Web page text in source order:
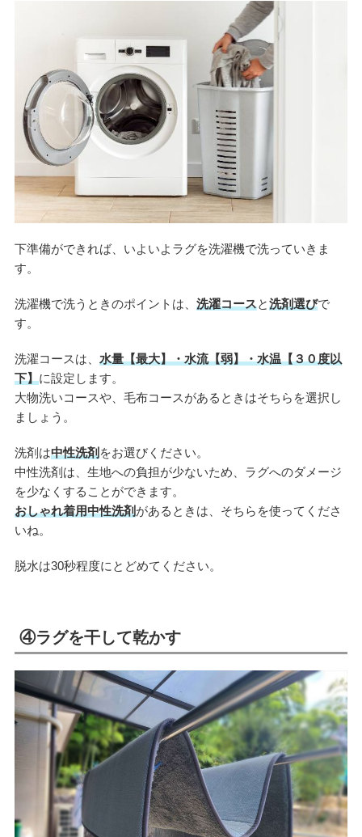
下準備ができれば、いよいよラグを洗濯機で洗っていきま
す。
洗濯機で洗うときのポイントは、 洗濯コースと洗剤選びで
す。
洗濯コースは、 水量【最大】・水流【弱】・水温【３０度以
下】に設定します。
大物洗いコースや、毛布コースがあるときはそちらを選択し
ましょう。
洗剤は中性洗剤 をお選びください。
中性洗剤は、生地への負担が少ないため、ラグへのダメージ
を少なくすることができます。
おしゃれ着用中性洗剤があるときは、そちらを使ってくださ
いね。
脱水は30秒程度にとどめてください。
④ラグを干して乾かす